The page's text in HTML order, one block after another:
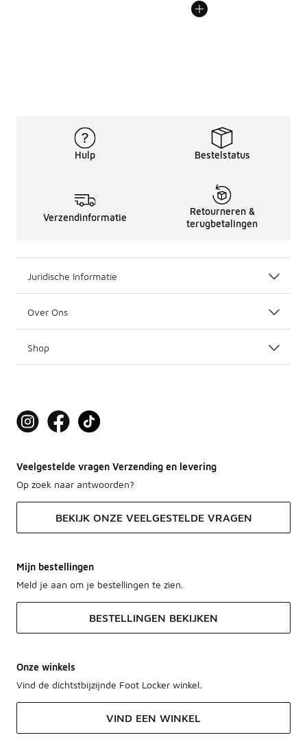
Hulp Bestelstatus
Verzendinformatie
Retourneren &
terugbetalingen
Juridische Informatie
Over Ons
Shop
Veelgestelde vragen Verzending en levering
Op zoek naar antwoorden?
BEKIJK ONZE VEELGESTELDE VRAGEN
Mijn bestellingen
Meld je aan om je bestellingen te zien.
BESTELLINGEN BEKIJKEN
Onze winkels
Vind de dichtstbijzijnde Foot Locker winkel.
VIND EEN WINKEL